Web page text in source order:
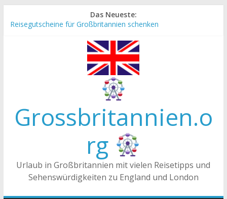
Inhalt
Das Neueste:
Reisegutscheine für Großbritannien schenken
Die Unterschiede zwischen Vereinigtes Königreich,
Großbritannien und England
Tea-Time – Was wird in Großbritannien getrunken?
Grossbritannien.o
rg
Urlaub in Großbritannien mit vielen Reisetipps und
Sehenswürdigkeiten zu England und London